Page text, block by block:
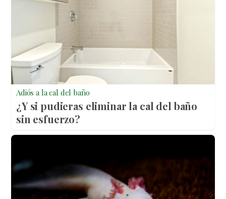
Adiós a la cal del baño
¿Y si pudieras eliminar la cal del baño
sin esfuerzo?